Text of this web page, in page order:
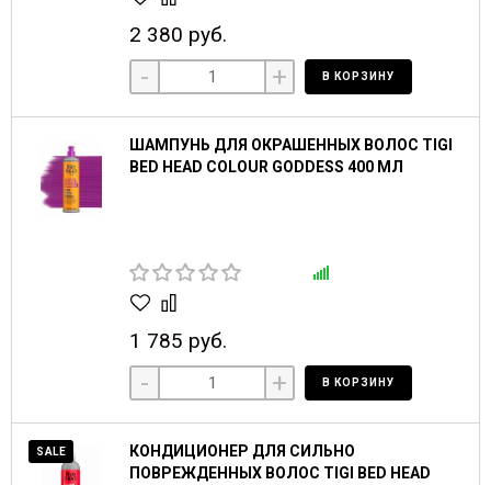
2 380 руб.
- + В КОРЗИНУ
ШАМПУНЬ ДЛЯ ОКРАШЕННЫХ ВОЛОС TIGI
BED HEAD COLOUR GODDESS 400 МЛ
1 785 руб.
- + В КОРЗИНУ
SALE
КОНДИЦИОНЕР ДЛЯ СИЛЬНО
ПОВРЕЖДЕННЫХ ВОЛОС TIGI BED HEAD